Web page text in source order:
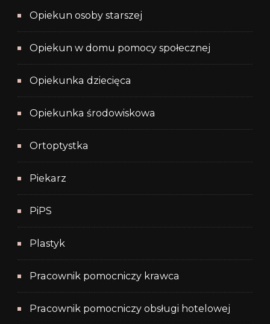
Opiekun osoby starszej
Opiekun w domu pomocy społecznej
Opiekunka dziecięca
Opiekunka środowiskowa
Ortoptystka
Piekarz
PiPS
Plastyk
Pracownik pomocniczy krawca
Pracownik pomocniczy obsługi hotelowej